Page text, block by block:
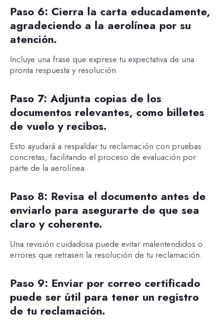
Paso 6: Cierra la carta educadamente,
agradeciendo a la aerolínea por su
atención.
Incluye una frase que exprese tu expectativa de una
pronta respuesta y resolución.
Paso 7: Adjunta copias de los
documentos relevantes, como billetes
de vuelo y recibos.
Esto ayudará a respaldar tu reclamación con pruebas
concretas, facilitando el proceso de evaluación por
parte de la aerolínea.
Paso 8: Revisa el documento antes de
enviarlo para asegurarte de que sea
claro y coherente.
Una revisión cuidadosa puede evitar malentendidos o
errores que retrasen la resolución de tu reclamación.
Paso 9: Enviar por correo certificado
puede ser útil para tener un registro
de tu reclamación.